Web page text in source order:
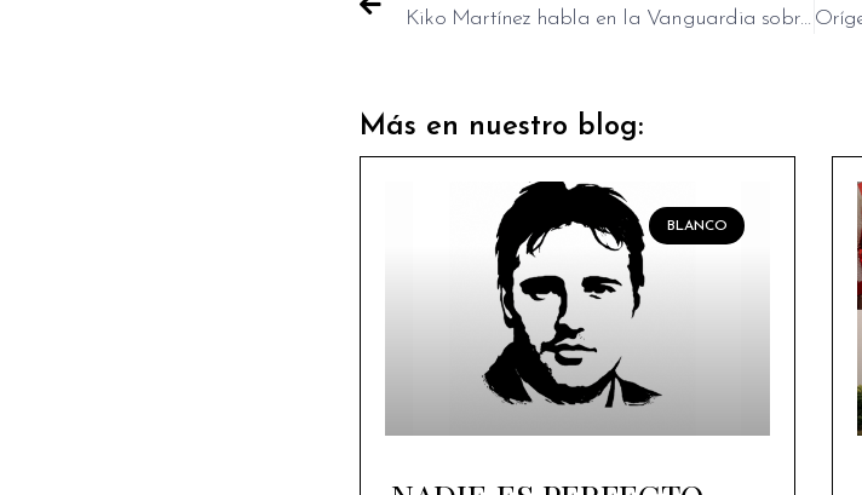
Kiko Martínez habla en la Vanguardia sobre el rodaje de El Cover
Más en nuestro blog:
BLANCO